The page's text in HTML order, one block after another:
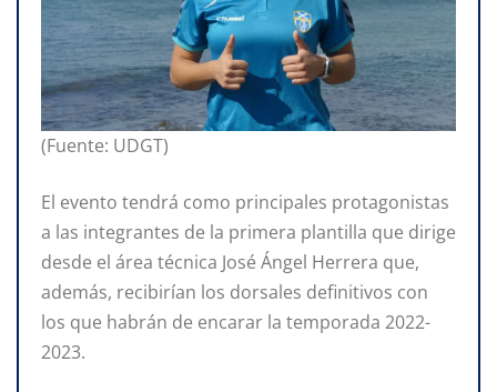
(Fuente: UDGT)
El evento tendrá como principales protagonistas
a las integrantes de la primera plantilla que dirige
desde el área técnica José Ángel Herrera que,
además, recibirían los dorsales definitivos con
los que habrán de encarar la temporada 2022-
2023.